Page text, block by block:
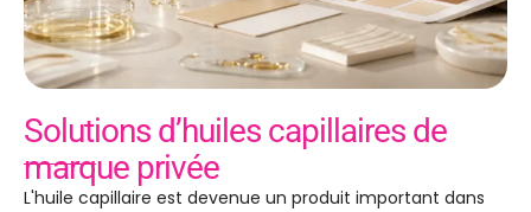
CRÉEZ VOTRE FORMULE D'HUILE
CAPILLAIRE
Solutions d’huiles capillaires de
marque privée
L'huile capillaire est devenue un produit important dans